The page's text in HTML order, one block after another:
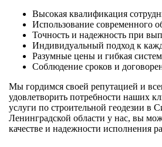
Высокая квалификация
Использование современного
Точность и надежность при
Индивидуальный подход к
Разумные цены и гибкая
Соблюдение сроков и
Мы гордимся своей репутацией и
удовлетворить потребности наших
услуги по строительной геодезии в
Ленинградской области у нас, вы
качестве и надежности исполнения